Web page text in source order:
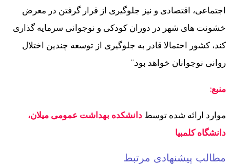
اجتماعی، اقتصادی و نیز جلوگیری از قرار گرفتن در معرض
خشونت های شهر در دوران کودکی و نوجوانی سرمایه گذاری
کند، کشور احتمالا قادر به جلوگیری از توسعه چندین اختلال
روانی نوجوانان خواهد بود.”
منبع:
موارد ارائه شده توسط دانشکده بهداشت عمومی میلان،
دانشگاه کلمبیا
مطالب پیشنهادی مرتبط